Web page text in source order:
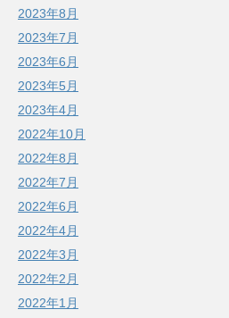
2023年8月
2023年7月
2023年6月
2023年5月
2023年4月
2022年10月
2022年8月
2022年7月
2022年6月
2022年4月
2022年3月
2022年2月
2022年1月